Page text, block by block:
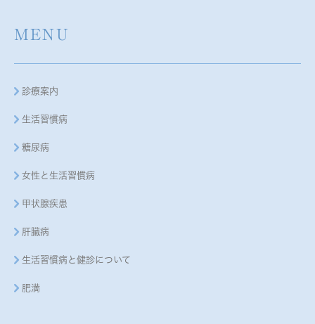
MENU
診療案内
生活習慣病
糖尿病
女性と生活習慣病
甲状腺疾患
肝臓病
生活習慣病と健診について
肥満